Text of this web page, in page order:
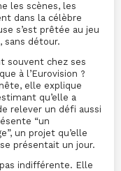
les scènes, les
dans la célèbre
s’est prêtée au jeu
sans détour.
souvent chez ses
à l’Eurovision ?
elle explique
qu’elle a
relever un défi aussi
“un
un projet qu’elle
présentait un jour.
indifférente. Elle